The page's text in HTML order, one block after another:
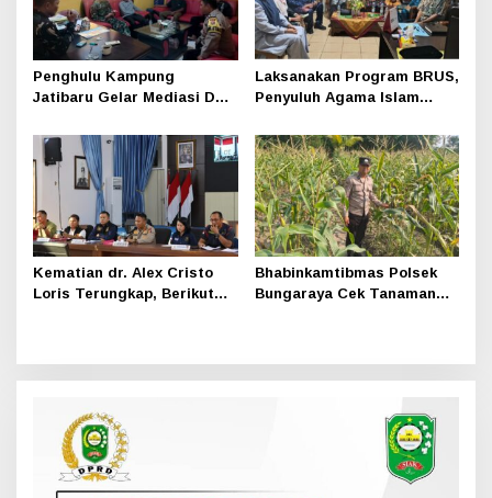
Penghulu Kampung
Jatibaru Gelar Mediasi Dua
Pihak Tak Hadir
Laksanakan Program BRUS,
Penyuluh Agama Islam
1
Kematian dr. Alex Cristo
Loris Terungkap, Berikut
Bhabinkamtibmas Polsek
Bungaraya Cek Tanaman